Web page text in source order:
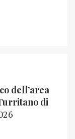
dell’area
di